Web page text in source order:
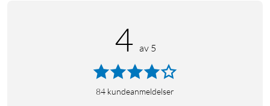
4 av 5
84 kundeanmeldelser